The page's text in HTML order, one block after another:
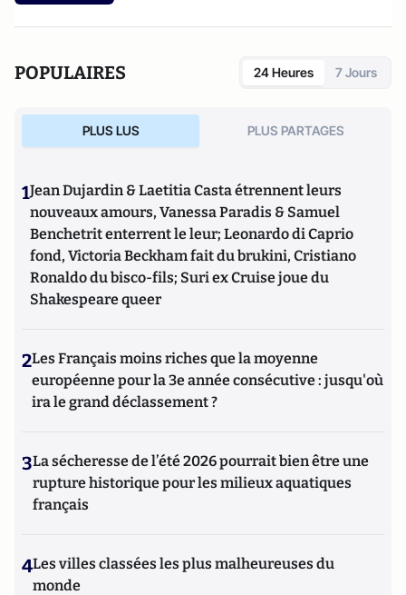
POPULAIRES 24 Heures 7 Jours
PLUS LUS PLUS PARTAGES
1Jean Dujardin & Laetitia Casta étrennent leurs
nouveaux amours, Vanessa Paradis & Samuel
Benchetrit enterrent le leur; Leonardo di Caprio
fond, Victoria Beckham fait du brukini, Cristiano
Ronaldo du bisco-fils; Suri ex Cruise joue du
Shakespeare queer
2Les Français moins riches que la moyenne
européenne pour la 3e année consécutive : jusqu'où
ira le grand déclassement ?
3La sécheresse de l’été 2026 pourrait bien être une
rupture historique pour les milieux aquatiques
français
4Les villes classées les plus malheureuses du
monde